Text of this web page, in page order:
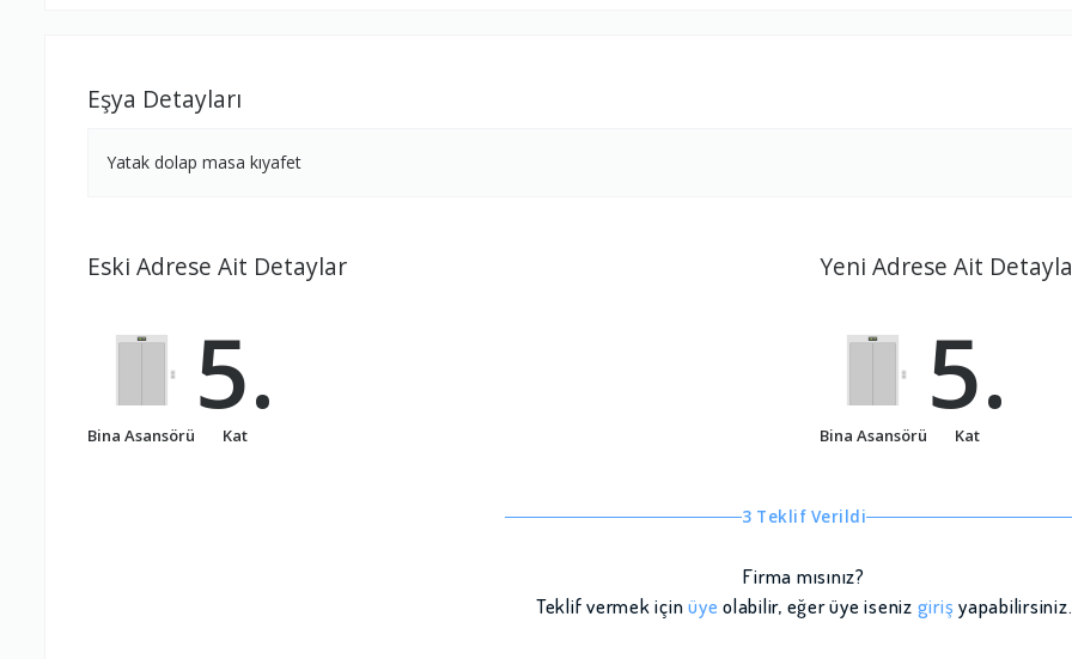
Eşya Detayları
Yatak dolap masa kıyafet
Eski Adrese Ait Detaylar
Bina Asansörü
5.
Kat
Yeni Adrese Ait
Bina Asansörü
5.
Kat
3 Teklif Verildi
Firma mısınız?
Teklif vermek içinüye olabilir, eğer üye iseniz giriş yapabilirsiniz.